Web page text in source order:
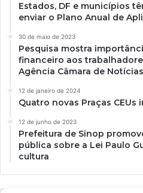
Estados, DF e municípios
enviar o Plano Anual de
30 de maio de 2023
Pesquisa mostra
financeiro aos
Agência Câmara de Notícias
12 de janeiro de 2024
Quatro novas Praças CEUs
12 de junho de 2023
Prefeitura de Sinop
pública sobre a Lei Paulo
cultura